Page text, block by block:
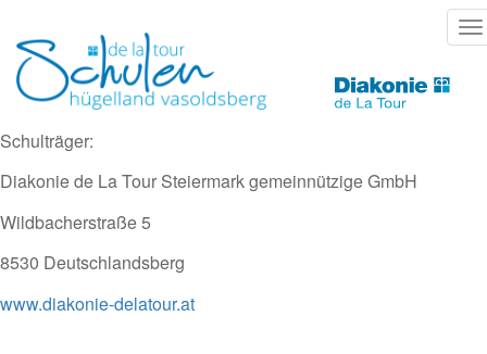
zum
Inhalt
Schulträger:
Diakonie de La Tour Steiermark gemeinnützige GmbH
Wildbacherstraße 5
8530 Deutschlandsberg
www.diakonie-delatour.at